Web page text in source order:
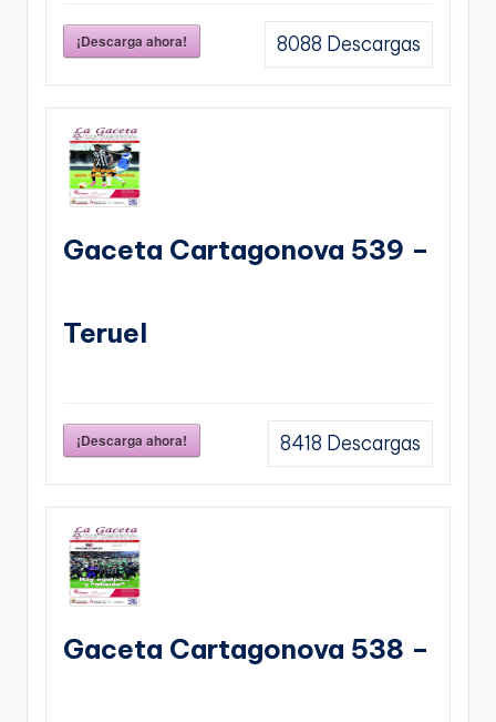
¡Descarga ahora! 8088 Descargas
Gaceta Cartagonova 539 –
Teruel
¡Descarga ahora! 8418 Descargas
Gaceta Cartagonova 538 –